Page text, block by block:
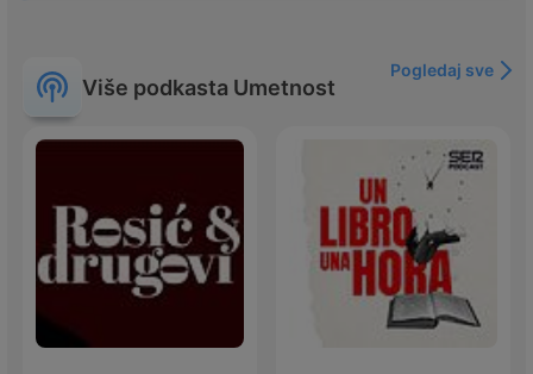
Više podkasta Umetnost
Pogledaj sve